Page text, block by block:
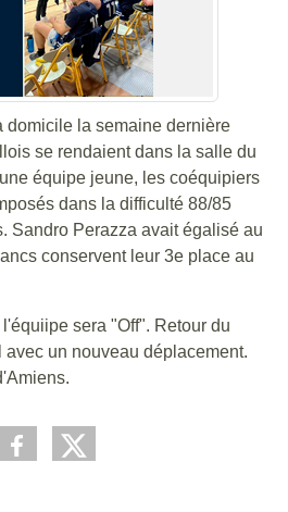
domicile la semaine dernière
se rendaient dans la salle du
équipe jeune, les coéquipiers
dans la difficulté 88/85
Sandro Perazza avait égalisé au
conservent leur 3e place au
sera "Off". Retour du
un nouveau déplacement.